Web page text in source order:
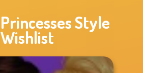
Princesses Style
Wishlist